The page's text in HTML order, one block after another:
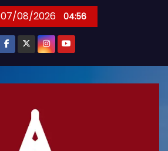
07/08/2026 04:56